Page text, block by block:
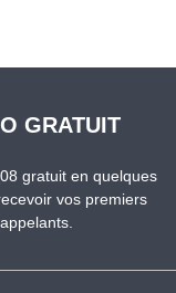
GRATUIT
gratuit en quelques
vos premiers